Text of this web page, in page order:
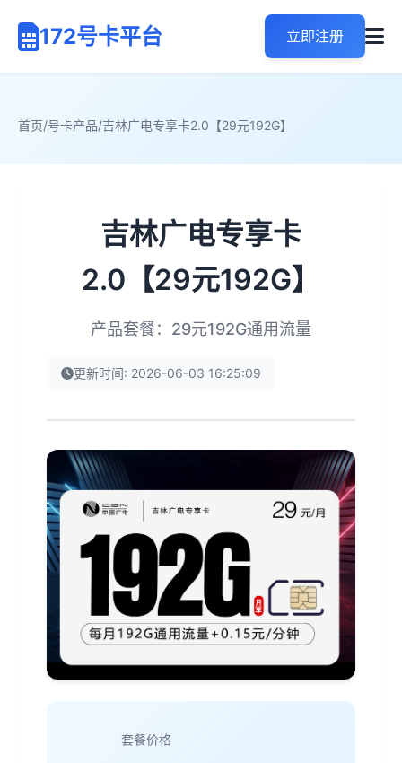
172号卡平台 立即注册
首页/号卡产品/吉林广电专享卡2.0【29元192G】
吉林广电专享卡
2.0【29元192G】
产品套餐：29元192G通用流量
更新时间: 2026-06-03 16:25:09
套餐价格